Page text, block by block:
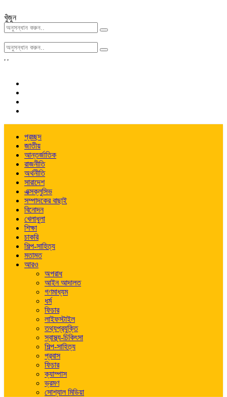
খুঁজুন
, ,
প্রচ্ছদ
জাতীয়
আন্তর্জাতিক
রাজনীতি
অর্থনীতি
সারাদেশ
এক্সক্লুসিভ
সম্পাদকের বাছাই
বিনোদন
খেলাধুলা
শিক্ষা
চাকরি
শিল্প-সাহিত্য
মতামত
আরও
অপরাধ
আইন আদালত
গণমাধ্যম
ধর্ম
ফিচার
লাইফস্টাইল
তথ্যপ্রযুক্তি
স্বাস্থ্য-চিকিৎসা
শিল্প-সাহিত্য
প্রবাস
ফিচার
ক্যাম্পাস
ভ্রমণ
সোশ্যাল মিডিয়া